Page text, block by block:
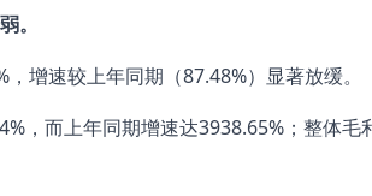
。
增速较上年同期（87.48%）显著放缓。
，而上年同期增速达3938.65%；整体毛